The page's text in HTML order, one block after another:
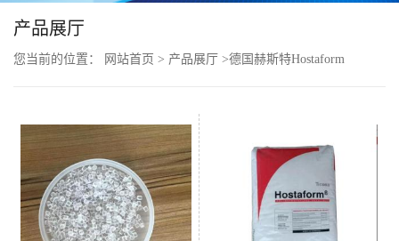
公
介
公
产品展厅
您当前的位置： 网站首页 > 产品展厅 >德国赫斯特Hostaform